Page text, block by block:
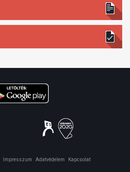
Impresszum Adatvédelem Kapcsolat